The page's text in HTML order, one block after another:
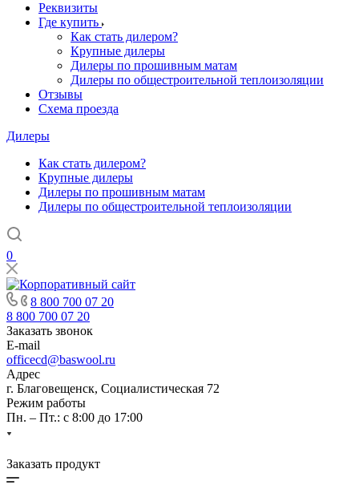
Реквизиты
Где купить
Как стать дилером?
Крупные дилеры
Дилеры по прошивным матам
Дилеры по общестроительной теплоизоляции
Отзывы
Схема проезда
Дилеры
Как стать дилером?
Крупные дилеры
Дилеры по прошивным матам
Дилеры по общестроительной теплоизоляции
0
8 800 700 07 20
8 800 700 07 20
Заказать звонок
E-mail
officecd@baswool.ru
Адрес
г. Благовещенск, Социалистическая 72
Режим работы
Пн. – Пт.: с 8:00 до 17:00
Заказать продукт